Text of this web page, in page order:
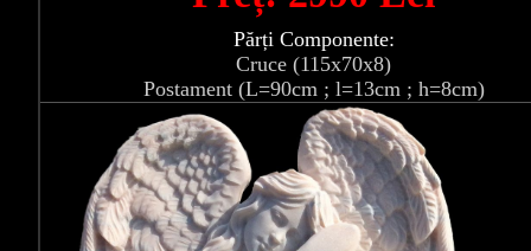
Părți Componente:
Cruce (115x70x8)
Postament (L=90cm ; l=13cm ; h=8cm)